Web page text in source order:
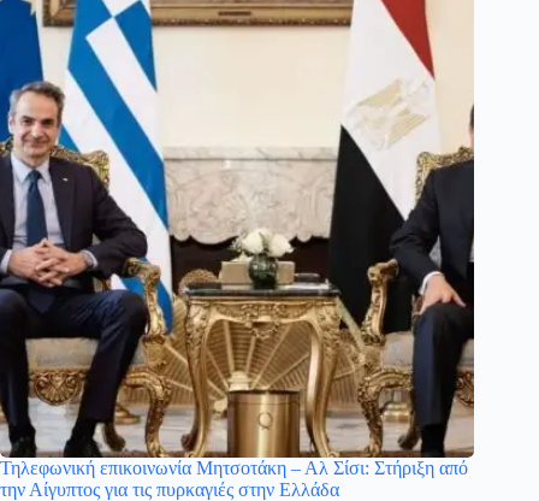
Τηλεφωνική επικοινωνία Μητσοτάκη – Αλ Σίσι: Στήριξη από
την Αίγυπτος για τις πυρκαγιές στην Ελλάδα